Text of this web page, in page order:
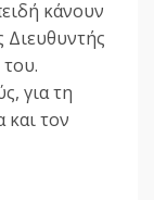
κάνουν
Διευθυντής
για τη
και τον